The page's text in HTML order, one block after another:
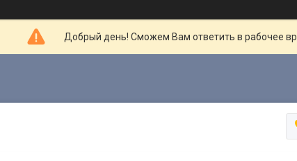
Добрый день! Сможем Вам ответить в рабочее